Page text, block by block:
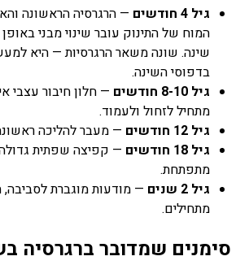
גיל 4 חודשים
— הרגרסיה הראשונה
המוח של התינוק עובר שינוי מבני
שינה. שונה משאר הרגרסיות — היא
בדפוסי השינה.
גיל 8-10 חודשים
— חלון חיבור עצבי
מתחיל לזחול ולעמוד.
גיל 12 חודשים
— מעבר להליכה
גיל 18 חודשים
— קפיצה שפתית
מתפתחת.
גיל 2 שנים
— מודעות מוגברת לסביבה,
מתחילים.
סימנים שמדובר ברגרסיה